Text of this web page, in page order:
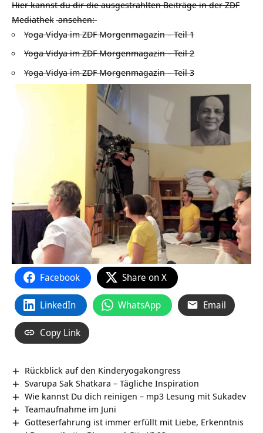
Hier kannst du dir die ausgestrahlten Beiträge in derZDF
Mediathekansehen:
Yoga Vidya im ZDF Morgenmagazin – Teil 1
Yoga Vidya im ZDF Morgenmagazin – Teil 2
Yoga Vidya im ZDF Morgenmagazin – Teil 3
Facebook Share on X
LinkedIn WhatsApp Email
Copy Link
Rückblick auf den Kinderyogakongress
Svarupa Sak Shatkara – Tägliche Inspiration
Wie kannst Du dich reinigen – mp3 Lesung mit Sukadev
Teamaufnahme im Juni
Gotteserfahrung ist immer erfüllt mit Liebe, Erkenntnis